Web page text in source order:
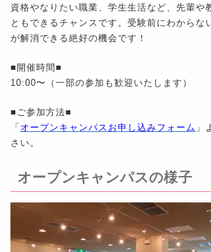
資格やなりたい職業、学生⽣活など、先輩や
ともできるチャンスです。受験前にわからな
が解消できる絶好の機会です！
■開催時間■
10:00〜（⼀部の参加も歓迎いたします）
■ご参加⽅法■
「 オープンキャンパスお申し込みフォーム 」
さい。
オープンキャンパスの様子